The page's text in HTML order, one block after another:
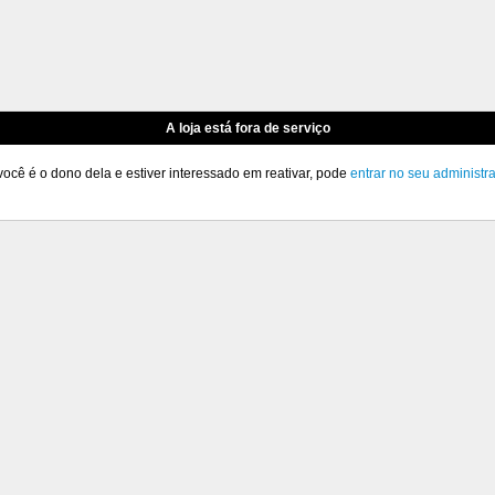
A loja está fora de serviço
é o dono dela e estiver interessado em reativar, pode entrar no seu